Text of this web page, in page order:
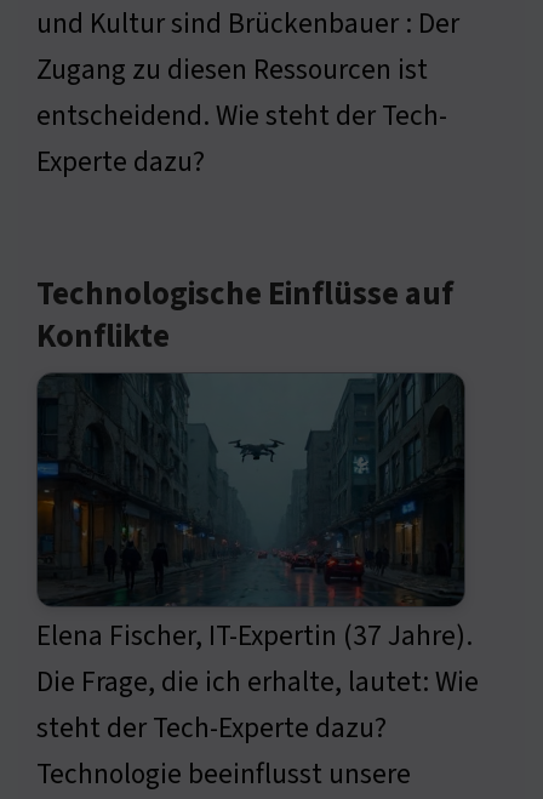
und Kultur sind Brückenbauer : Der
Zugang zu diesen Ressourcen ist
entscheidend. Wie steht der Tech-
Experte dazu?
Technologische Einflüsse auf
Konflikte
Elena Fischer, IT-Expertin (37 Jahre).
Die Frage, die ich erhalte, lautet: Wie
steht der Tech-Experte dazu?
Technologie beeinflusst unsere